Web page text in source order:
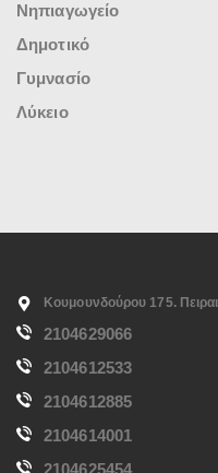
Νηπιαγωγείο
Δημοτικό
Γυμνασίο
Λύκειο
Κουμουνδούρου 175.
2104629066
2104612533
2104612885
2104614001